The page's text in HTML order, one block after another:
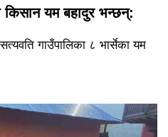
किसान यम बहादुर भन्छन्:
गाउँपालिका ८ भार्सेका यम